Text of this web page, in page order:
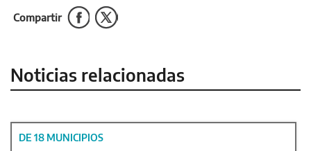
Compartir
Noticias relacionadas
DE 18 MUNICIPIOS